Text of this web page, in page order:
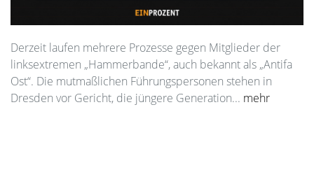
Derzeit laufen mehrere Prozesse gegen Mitglieder der
linksextremen „Hammerbande“, auch bekannt als „Antifa
Ost“. Die mutmaßlichen Führungspersonen stehen in
Dresden vor Gericht, die jüngere Generation... mehr